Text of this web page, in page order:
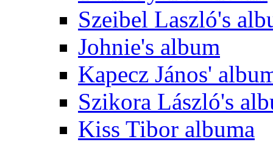
Szeibel Laszló's
Johnie's album
Kapecz János'
Szikora László's
Kiss Tibor albuma